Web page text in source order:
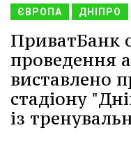
ЄВРОПА ДНІПРО
ПриватБанк
проведення
виставлено
стадіону
із